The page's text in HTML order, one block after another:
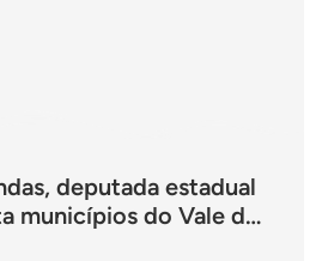
deputada estadual
municípios do Vale do